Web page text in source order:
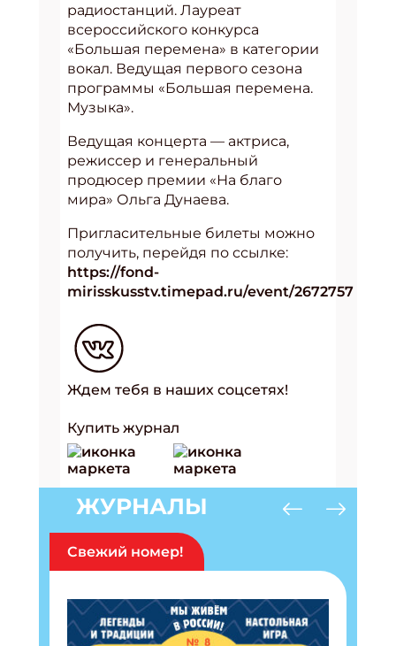
радиостанций. Лауреат
всероссийского конкурса
«Большая перемена» в категории
вокал. Ведущая первого сезона
программы «Большая перемена.
Музыка».
Ведущая концерта — актриса,
режиссер и генеральный
продюсер премии «На благо
мира» Ольга Дунаева.
Пригласительные билеты можно
получить, перейдя по ссылке:
https://fond-
mirisskusstv.timepad.ru/event/2672757
Ждем тебя в наших соцсетях!
Купить журнал
ЖУРНАЛЫ
Свежий номер!